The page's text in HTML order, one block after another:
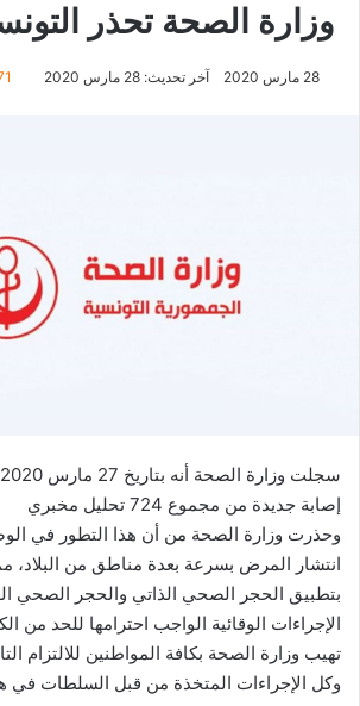
وزارة الصحة تحذر
28 مارس 2020 آخر تحديث: 28 مارس 2020
إصابة جديدة من مجموع 724 تحليل مخبري
وحذرت وزارة الصحة من أن هذا التطور في
انتشار المرض بسرعة بعدة مناطق من البلاد،
بتطبيق الحجر الصحي الذاتي والحجر الصحي
الإجراءات الوقائية الواجب احترامها للحد من
تهيب وزارة الصحة بكافة المواطنين للالتزام
وكل الإجراءات المتخذة من قبل السلطات في